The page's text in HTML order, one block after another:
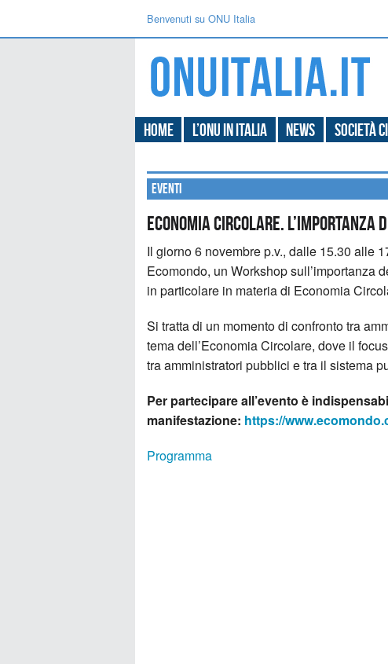
Benvenuti su ONU Italia
Home L’ONU in Italia News Società
Eventi
ECONOMIA CIRCOLARE. L’IMPORTANZA
Il giorno 6 novembre p.v., dalle 15.30 alle
Ecomondo, un Workshop sull’importanza
in particolare in materia di Economia
Si tratta di un momento di confronto tra
tema dell’Economia Circolare, dove il
tra amministratori pubblici e tra il sistema
Per partecipare all’evento è
manifestazione: https://
Programma